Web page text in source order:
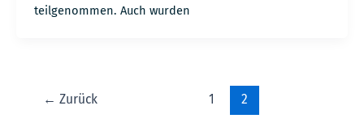
teilgenommen. Auch wurden
← Zurück 1 2